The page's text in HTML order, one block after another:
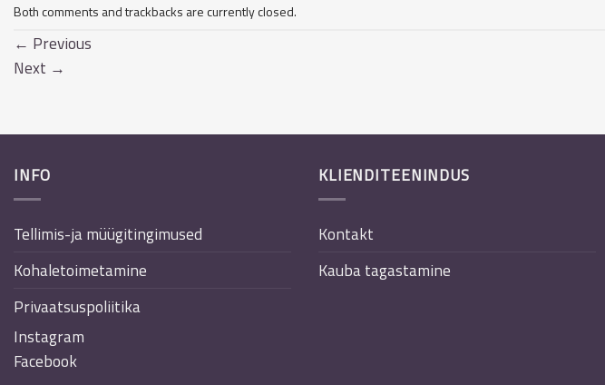
Both comments and trackbacks are currently closed.
← Previous
Next →
INFO
Tellimis-ja müügitingimused
Kohaletoimetamine
Privaatsuspoliitika
Instagram
Facebook
KLIENDITEENINDUS
Kontakt
Kauba tagastamine